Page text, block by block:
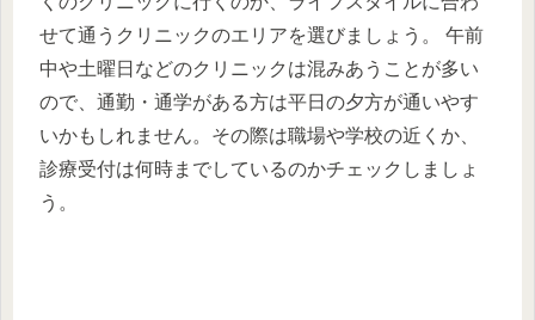
せて通うクリニックのエリアを選びましょう。 午前
中や土曜日などのクリニックは混みあうことが多い
ので、通勤・通学がある方は平日の夕方が通いやす
いかもしれません。その際は職場や学校の近くか、
診療受付は何時までしているのかチェックしましょ
う。